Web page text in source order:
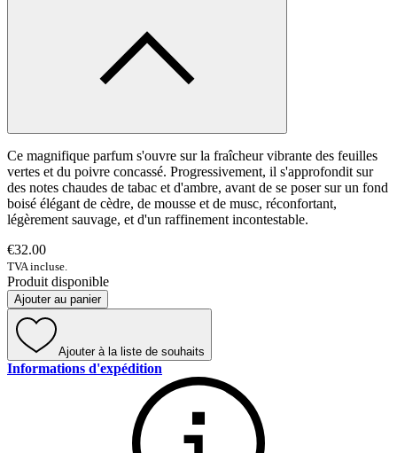
Ce magnifique parfum s'ouvre sur la fraîcheur vibrante des feuilles
vertes et du poivre concassé. Progressivement, il s'approfondit sur
des notes chaudes de tabac et d'ambre, avant de se poser sur un fond
boisé élégant de cèdre, de mousse et de musc, réconfortant,
légèrement sauvage, et d'un raffinement incontestable.
€32.00
TVA incluse.
Produit disponible
Ajouter au panier
Ajouter à la liste de souhaits
Informations d'expédition